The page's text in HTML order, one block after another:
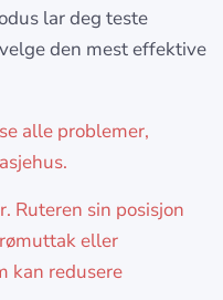
lar deg teste
den mest effektive
alle problemer,
Ruteren sin posisjon
eller
kan redusere